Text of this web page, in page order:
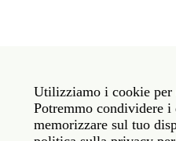
media
Roma: Via Angelo
New York: 535 West
Politica sulla privacy
Utilizziamo i cookie per
Potremmo condividere
memorizzare sul tuo